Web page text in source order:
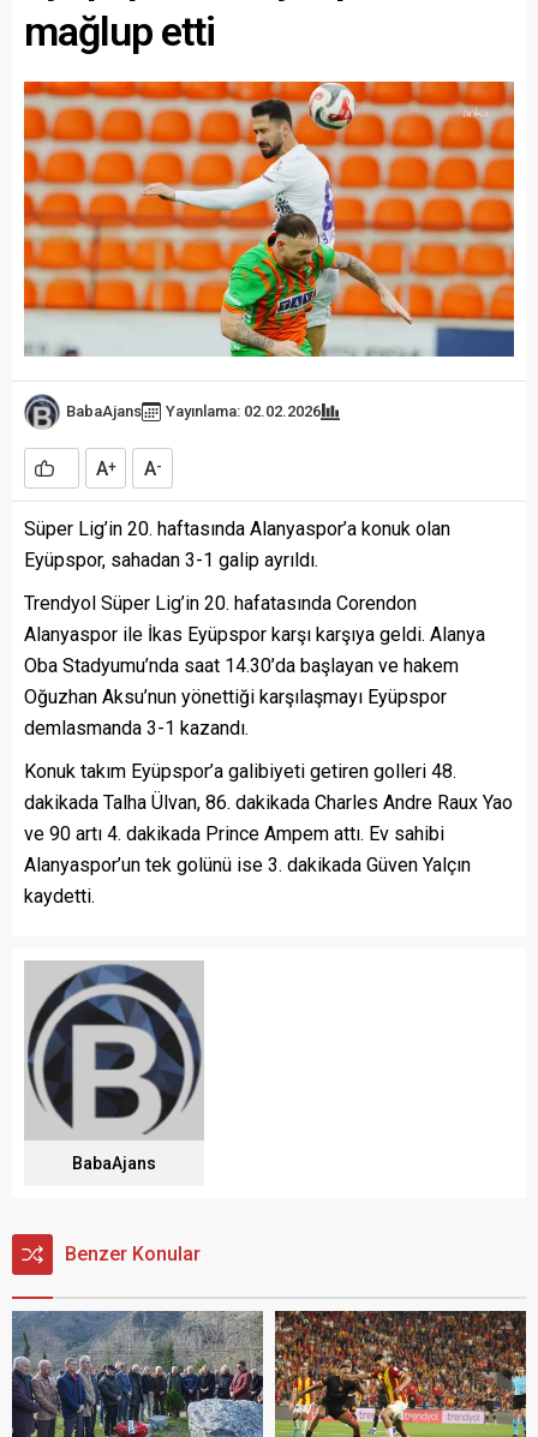
mağlup etti
BabaAjans Yayınlama: 02.02.2026
A+ A-
Süper Lig’in 20. haftasında Alanyaspor’a konuk olan
Eyüpspor, sahadan 3-1 galip ayrıldı.
Trendyol Süper Lig’in 20. hafatasında Corendon
Alanyaspor ile İkas Eyüpspor karşı karşıya geldi. Alanya
Oba Stadyumu’nda saat 14.30’da başlayan ve hakem
Oğuzhan Aksu’nun yönettiği karşılaşmayı Eyüpspor
demlasmanda 3-1 kazandı.
Konuk takım Eyüpspor’a galibiyeti getiren golleri 48.
dakikada Talha Ülvan, 86. dakikada Charles Andre Raux Yao
ve 90 artı 4. dakikada Prince Ampem attı. Ev sahibi
Alanyaspor’un tek golünü ise 3. dakikada Güven Yalçın
kaydetti.
BabaAjans
Benzer Konular